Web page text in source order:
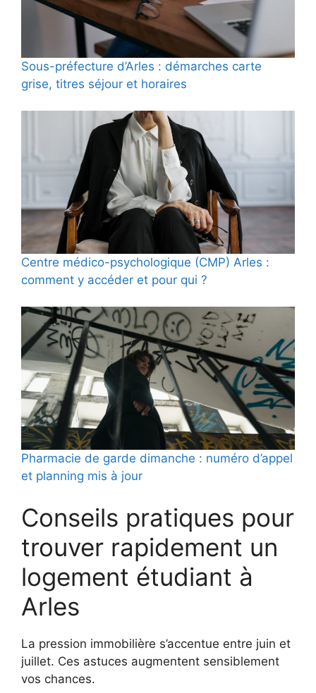
Sous-préfecture d’Arles : démarches carte
grise, titres séjour et horaires
Centre médico-psychologique (CMP) Arles :
comment y accéder et pour qui ?
Pharmacie de garde dimanche : numéro d’appel
et planning mis à jour
Conseils pratiques pour
trouver rapidement un
logement étudiant à
Arles
La pression immobilière s’accentue entre juin et
juillet. Ces astuces augmentent sensiblement
vos chances.